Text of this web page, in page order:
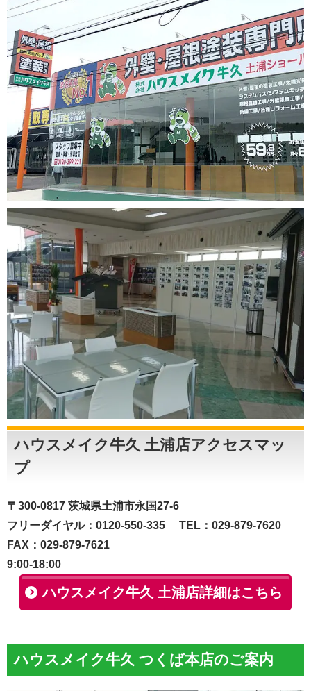
ハウスメイク牛久 土浦店アクセスマッ
プ
〒300-0817 茨城県土浦市永国27-6
フリーダイヤル：0120-550-335 TEL：029-879-7620
FAX：029-879-7621
9:00-18:00
ハウスメイク牛久 土浦店詳細はこちら
ハウスメイク牛久 つくば本店のご案内